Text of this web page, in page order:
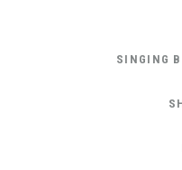
SINGING